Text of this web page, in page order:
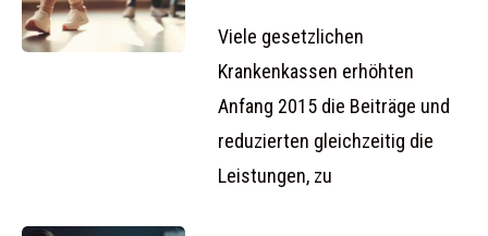
Viele gesetzlichen
Krankenkassen erhöhten
Anfang 2015 die Beiträge und
reduzierten gleichzeitig die
Leistungen, zu